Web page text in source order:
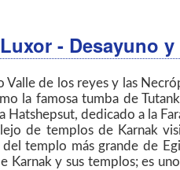
- Desayuno
de los reyes y las
la famosa tumba de
dedicado a la
de templos de Karnak
templo más grande de
y sus templos; es